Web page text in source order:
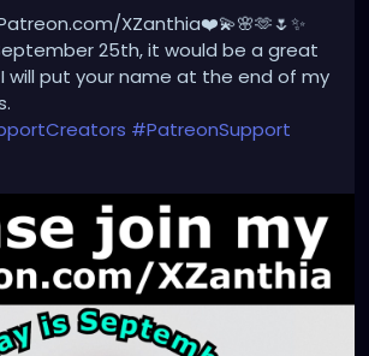
XZanthia❤️💫🌸🫶🌷✨
25th, it would be a great
will put your name at the end of my
#PatreonSupport
#SupportArtists
#BehindTheScenes
#IndependentCreator
#PatreonPerks #MembersOnly
#CreativeFunding